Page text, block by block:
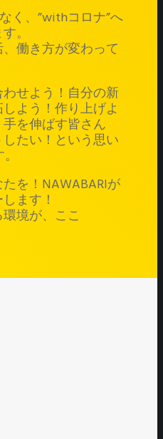
く、”withコロナ”へ
。
働き方が変わって
せよう！自分の新
よう！作り上げよ
を伸ばす皆さん
たい！という思い
を！NAWABARIが
ます！
境が、ここ